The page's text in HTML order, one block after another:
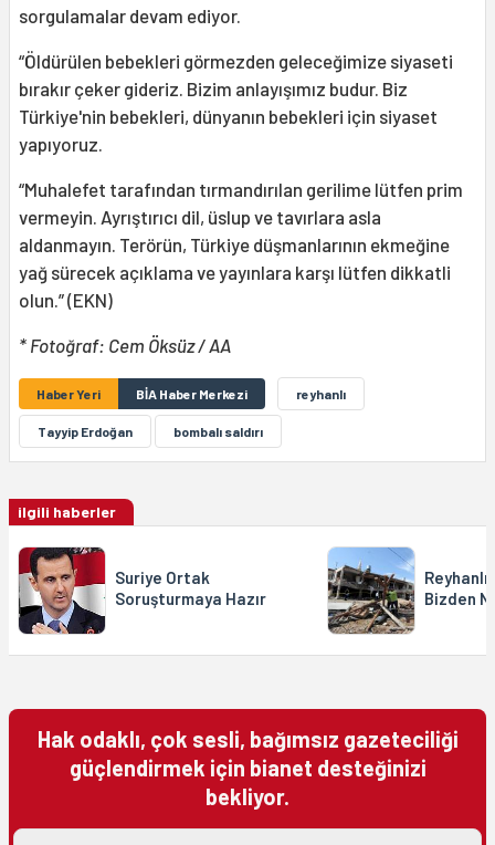
sorgulamalar devam ediyor.
“Öldürülen bebekleri görmezden geleceğimize siyaseti
bırakır çeker gideriz. Bizim anlayışımız budur. Biz
Türkiye'nin bebekleri, dünyanın bebekleri için siyaset
yapıyoruz.
“Muhalefet tarafından tırmandırılan gerilime lütfen prim
vermeyin. Ayrıştırıcı dil, üslup ve tavırlara asla
aldanmayın. Terörün, Türkiye düşmanlarının ekmeğine
yağ sürecek açıklama ve yayınlara karşı lütfen dikkatli
olun.” (EKN)
* Fotoğraf: Cem Öksüz / AA
Haber Yeri BİA Haber Merkezi reyhanlı
Tayyip Erdoğan bombalı saldırı
ilgili haberler
Suriye Ortak
Soruşturmaya Hazır
Reyhanlı
Bizden
Hak odaklı, çok sesli, bağımsız gazeteciliği
güçlendirmek için bianet desteğinizi
bekliyor.